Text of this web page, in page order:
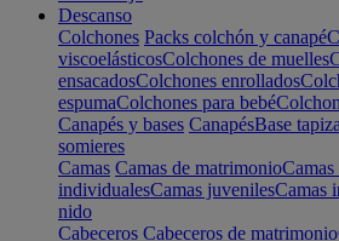
Descanso
Colchones Packs colchón y canapé
viscoelásticosColchones de muelles
ensacadosColchones enrollados
espumaColchones para bebé
Canapés y bases CanapésBase
somieres
Camas Camas de matrimonio
individualesCamas juvenilesCamas
nido
Cabeceros Cabeceros de matrimonio